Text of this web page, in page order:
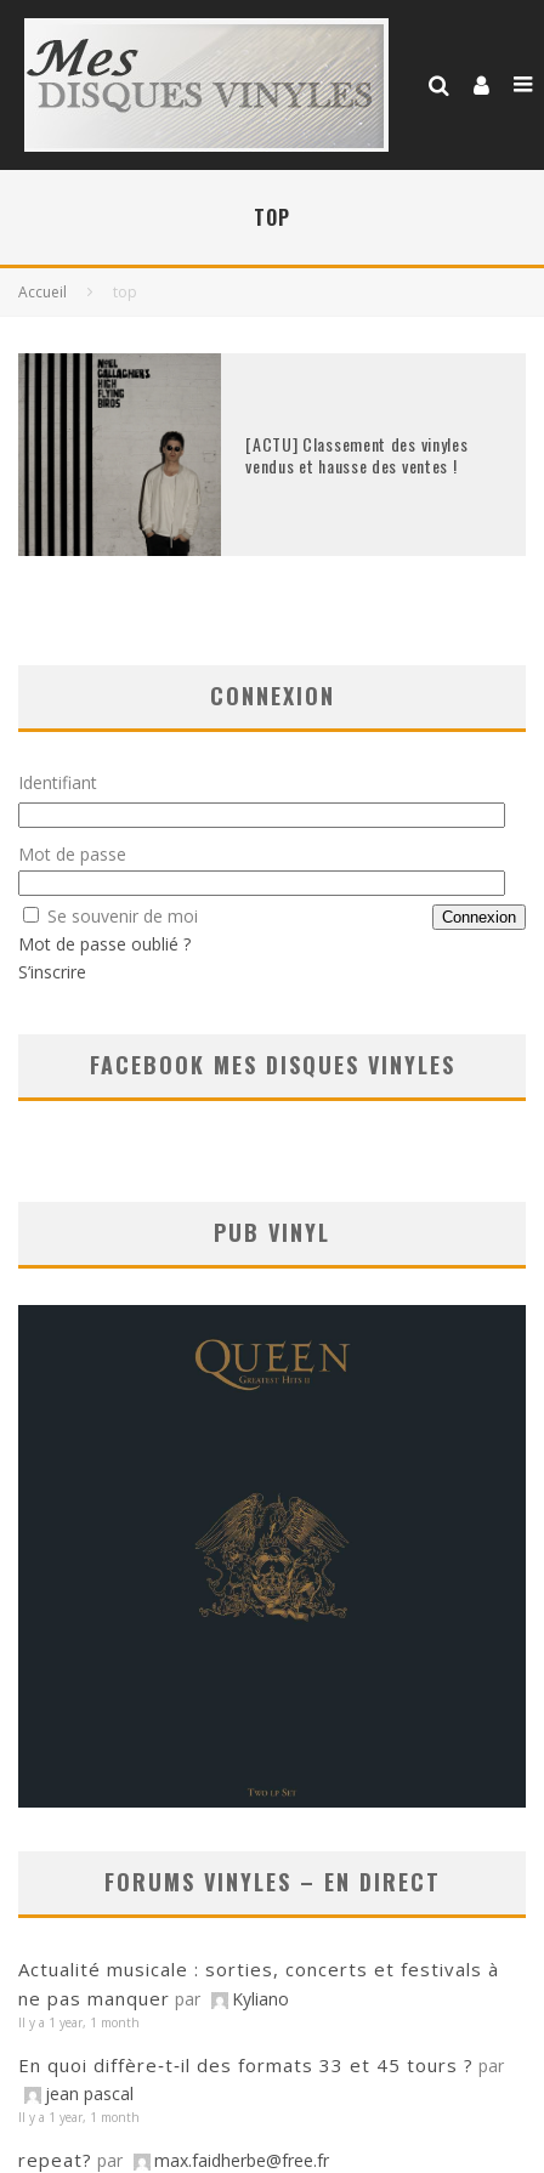
TOP
Accueil top
[ACTU] Classement des vinyles
vendus et hausse des ventes !
CONNEXION
Identifiant
Mot de passe
Se souvenir de moi
Mot de passe oublié ?
S’inscrire
FACEBOOK MES DISQUES VINYLES
PUB VINYL
FORUMS VINYLES – EN DIRECT
Actualité musicale : sorties, concerts et festivals à
ne pas manquer par Kyliano
Il y a 1 year, 1 month
En quoi diffère‑t‑il des formats 33 et 45 tours ? par
jean pascal
Il y a 1 year, 1 month
repeat? par max.faidherbe@free.fr